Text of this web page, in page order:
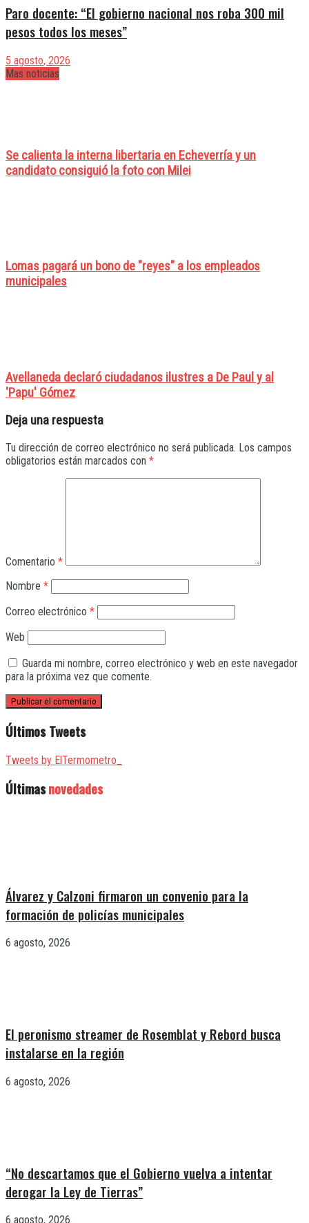
Paro docente: “El gobierno nacional nos roba 300 mil
pesos todos los meses”
5 agosto, 2026
Mas noticias
Se calienta la interna libertaria en Echeverría y un
candidato consiguió la foto con Milei
Lomas pagará un bono de "reyes" a los empleados
municipales
Avellaneda declaró ciudadanos ilustres a De Paul y al
'Papu' Gómez
Deja una respuesta
Tu dirección de correo electrónico no será publicada. Los campos
obligatorios están marcados con *
Comentario *
Nombre *
Correo electrónico *
Web
Guarda mi nombre, correo electrónico y web en este navegador
para la próxima vez que comente.
Últimos Tweets
Tweets by ElTermometro_
Últimasnovedades
Álvarez y Calzoni firmaron un convenio para la
formación de policías municipales
6 agosto, 2026
El peronismo streamer de Rosemblat y Rebord busca
instalarse en la región
6 agosto, 2026
“No descartamos que el Gobierno vuelva a intentar
derogar la Ley de Tierras”
6 agosto, 2026